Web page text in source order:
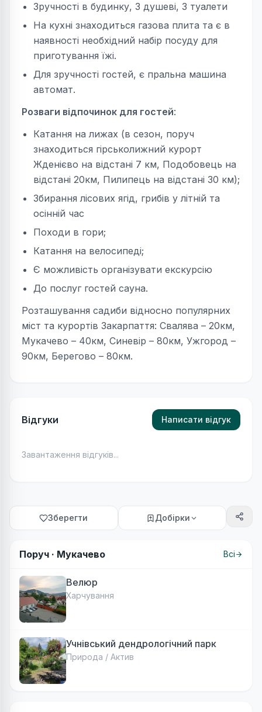
Зручності в будинку, 3 душеві, 3 туалети
На кухні знаходиться газова плита та є в
наявності необхідний набір посуду для
приготування їжі.
Для зручності гостей, є пральна машина
автомат.
Розваги відпочинок для гостей:
Катання на лижах (в сезон, поруч
знаходиться гірськолижний курорт
Жденієво на відстані 7 км, Подобовець на
відстані 20км, Пилипець на відстані 30 км);
Збирання лісових ягід, грибів у літній та
осінній час
Походи в гори;
Катання на велосипеді;
Є можливість організувати екскурсію
До послуг гостей сауна.
Розташування садиби відносно популярних
міст та курортів Закарпаття: Свалява – 20км,
Мукачево – 40км, Синевір – 80км, Ужгород –
90км, Берегово – 80км.
Відгуки Написати відгук
Завантаження відгуків...
Зберегти Добірки
Поруч · Мукачево Всі
Велюр
Харчування
Учнівський дендрологічний парк
Природа / Актив